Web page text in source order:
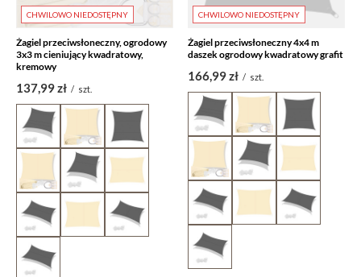
CHWILOWO NIEDOSTĘPNY
Żagiel przeciwsłoneczny, ogrodowy
3x3 m cieniujący kwadratowy,
kremowy
137,99 zł / szt.
CHWILOWO NIEDOSTĘPNY
Żagiel przeciwsłoneczny 4x4 m
daszek ogrodowy kwadratowy grafit
166,99 zł / szt.